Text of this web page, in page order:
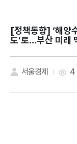
[정책동향]
도’로…부산 미래
서울경제 4